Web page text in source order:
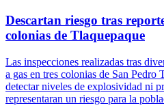
Descartan riesgo tras
colonias de Tlaquepaque
Las inspecciones realizadas tras
a gas en tres colonias de San Pedro
detectar niveles de explosividad ni
representaran un riesgo para la